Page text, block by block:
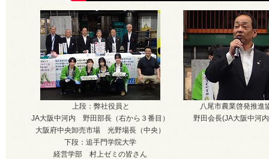
上段：弊社役員と
JA大阪中河内 野田部長（右から３番目）
大阪府中央卸売市場 光野場長（中央）
下段：追手門学院大学
経営学部 村上ゼミの皆さん
八尾市農業啓発推進
野田会長(JA大阪中河